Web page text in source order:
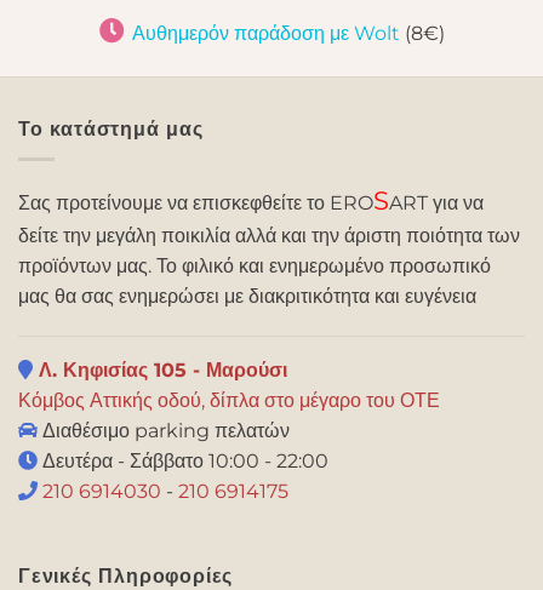
Αυθημερόν παράδοση με Wolt (8€)
Το κατάστημά μας
Σας προτείνουμε να επισκεφθείτε το EROSART για να
δείτε την μεγάλη ποικιλία αλλά και την άριστη ποιότητα των
προϊόντων μας. Το φιλικό και ενημερωμένο προσωπικό
μας θα σας ενημερώσει με διακριτικότητα και ευγένεια
Λ. Κηφισίας 105 - Μαρούσι
Κόμβος Αττικής οδού, δίπλα στο μέγαρο του ΟΤΕ
Διαθέσιμο parking πελατών
Δευτέρα - Σάββατο 10:00 - 22:00
210 6914030 - 210 6914175
Γενικές Πληροφορίες